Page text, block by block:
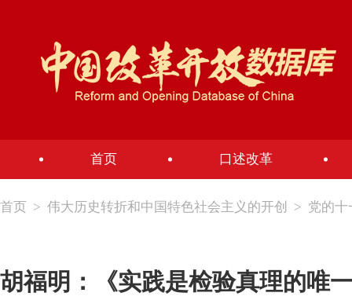
首页 口述改革
首页 > 伟大历史转折和中国特色社会主义的开创 > 党的十
胡福明：《实践是检验真理的唯